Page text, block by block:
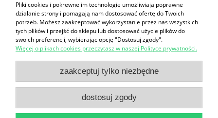
Fakty i ludzie : Szkice publicystyczne i reporterskie /
Tadeusz Kajan
12,90 zł
do koszyka
Pliki cookies i pokrewne im technologie umożliwiają poprawne
działanie strony i pomagają nam dostosować ofertę do Twoich
potrzeb. Możesz zaakceptować wykorzystanie przez nas wszystkich
tych plików i przejść do sklepu lub dostosować użycie plików do
swoich preferencji, wybierając opcję "Dostosuj zgody".
Więcej o plikach cookies przeczytasz w naszej Polityce prywatności.
zaakceptuj tylko niezbędne
dostosuj zgody